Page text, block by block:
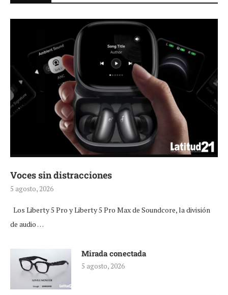
Voces sin distracciones
5 agosto, 2026
Los Liberty 5 Pro y Liberty 5 Pro Max de Soundcore, la división
de audio …
Mirada conectada
5 agosto, 2026